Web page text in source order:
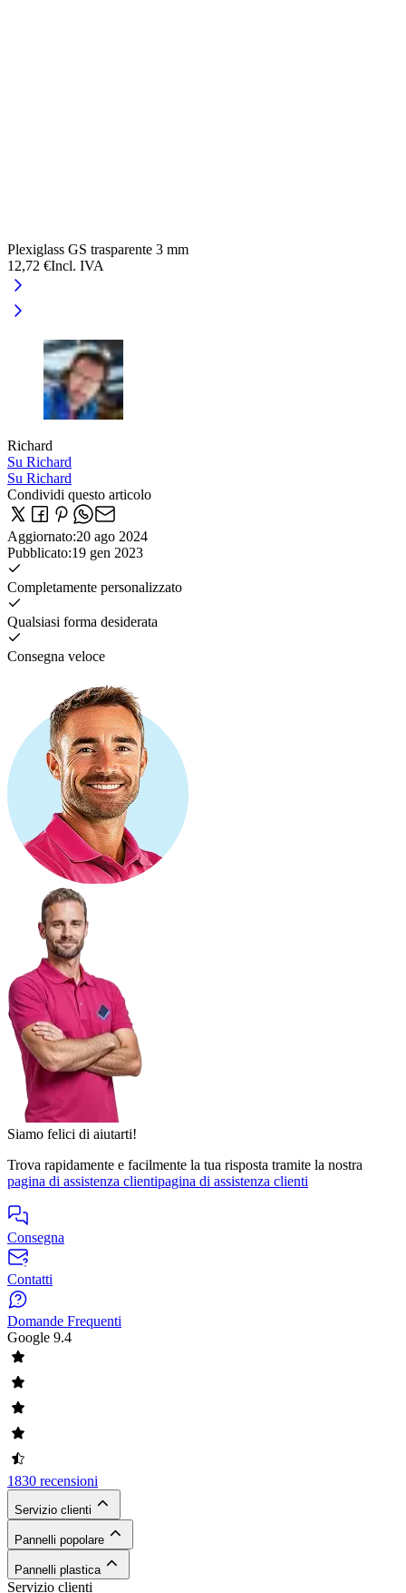
Plexiglass GS trasparente 3 mm
12,72 €Incl. IVA
Richard
Su Richard
Su Richard
Condividi questo articolo
Aggiornato:20 ago 2024
Pubblicato:19 gen 2023
Completamente personalizzato
Qualsiasi forma desiderata
Consegna veloce
Siamo felici di aiutarti!
Trova rapidamente e facilmente la tua risposta tramite la nostra
pagina di assistenza clientipagina di assistenza clienti
Consegna
Contatti
Domande Frequenti
Google 9.4
1830 recensioni
Servizio clienti
Pannelli popolare
Pannelli plastica
Servizio clienti